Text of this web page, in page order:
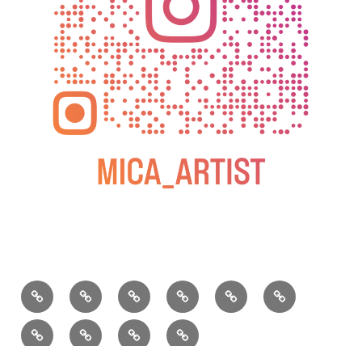
BLOG
教
室
の
ご
お
問
い
合
動
画
過
去
2025
松
松
屋
小
松
2026
年
2025
年